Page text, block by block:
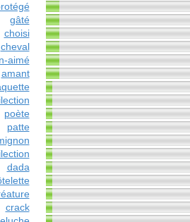
gâté
choisi
cheval
aimé
amant
poète
patte
dada
crack